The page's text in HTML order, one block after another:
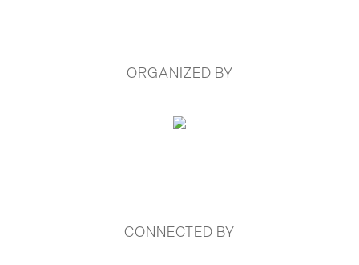
ORGANIZED BY
CONNECTED BY